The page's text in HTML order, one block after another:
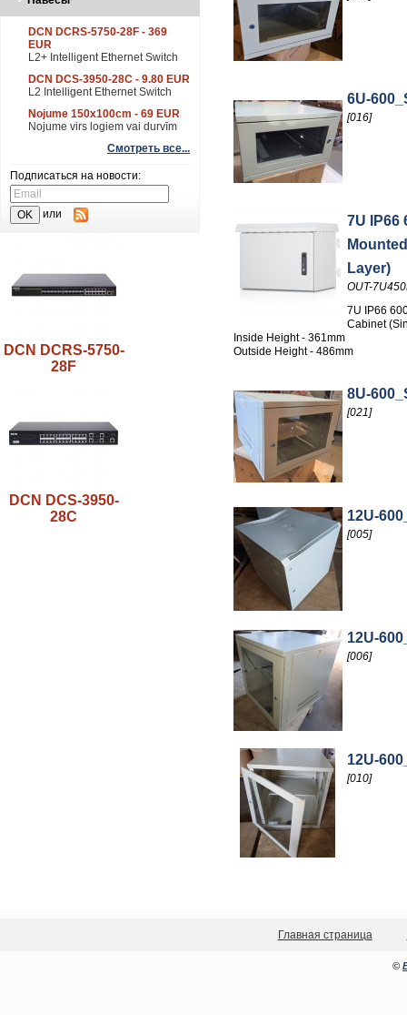
DCN DCRS-5750-28F - 369
EUR
L2+ Intelligent Ethernet Switch
DCN DCS-3950-28C - 9.80 EUR
L2 Intelligent Ethernet Switch
Nojume 150x100cm - 69 EUR
Nojume virs logiem vai durvīm
Смотреть все...
Подписаться на новости:
или
DCN DCRS-5750-
28F
DCN DCS-3950-
28C
6U-
[016]
7U IP66
Layer)
OUT-
7U IP66
Cabinet
Inside Height - 361mm
Outside Height - 486mm
8U-
[021]
12U-
[005]
12U-
[006]
12U-
[010]
Главная страница
©